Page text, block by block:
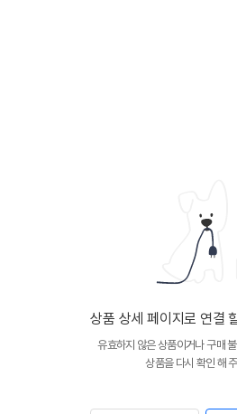
상품 상세 페이지로 연결
유효하지 않은 상품이거나 구매
상품을 다시 확인 해